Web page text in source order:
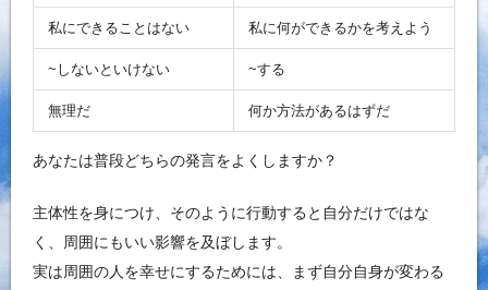
私にできることはない 私に何ができるかを考えよう
~しないといけない ~する
無理だ 何か方法があるはずだ
あなたは普段どちらの発言をよくしますか？
主体性を身につけ、そのように行動すると自分だけではな
く、周囲にもいい影響を及ぼします。
実は周囲の人を幸せにするためには、まず自分自身が変わる